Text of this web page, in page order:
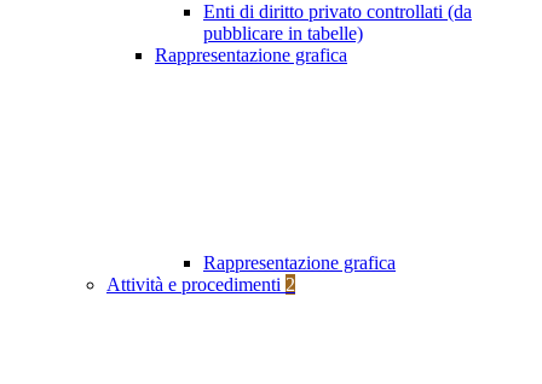
Enti di diritto privato controllati (da
pubblicare in tabelle)
Rappresentazione grafica
Rappresentazione grafica
Attività e procedimenti 2